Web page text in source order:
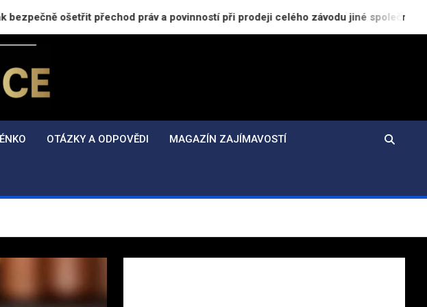
přechod práv a povinností při prodeji celého závodu jiné společnosti
OTÁZKY A ODPOVĚDI MAGAZÍN ZAJÍMAVOSTÍ